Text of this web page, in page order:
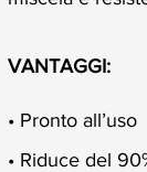
VANTAGGI:
• Pronto all’uso
• Riduce del